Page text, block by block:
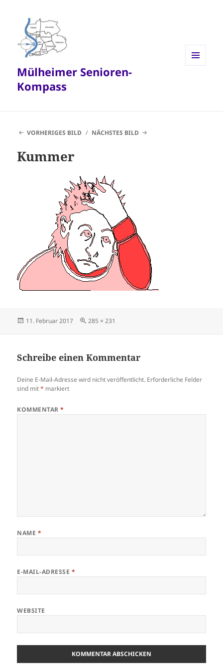
Mülheimer Senioren-
Kompass
VORHERIGES BILD NÄCHSTES BILD
Kummer
Veröffentlicht
11. Februar 2017
Volle
285 × 231
Schreibe einen Kommentar
Deine E-Mail-Adresse wird nicht veröffentlicht. Erforderliche Felder
sind mit* markiert
KOMMENTAR*
NAME *
E-MAIL-ADRESSE *
WEBSITE